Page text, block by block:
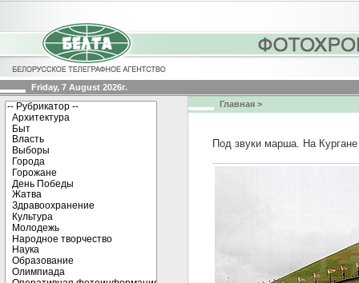
Friday, 7 August 2026г.
Главная >
Под звуки марша. На